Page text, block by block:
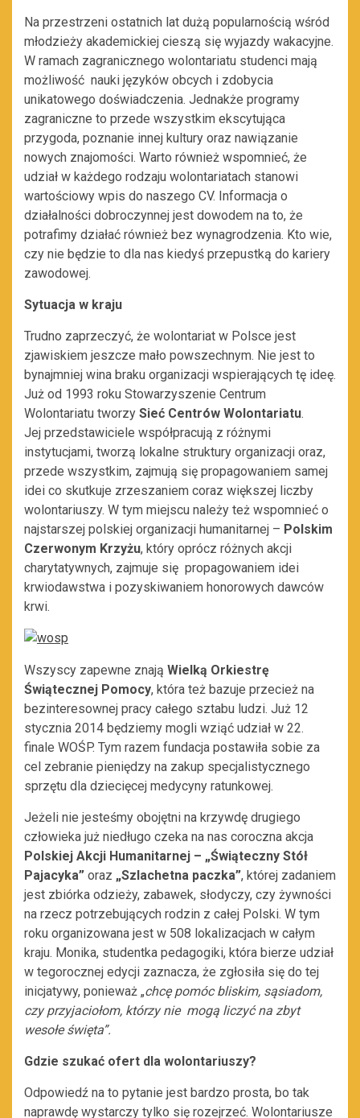
Na przestrzeni ostatnich lat dużą popularnością wśród
młodzieży akademickiej cieszą się wyjazdy wakacyjne.
W ramach zagranicznego wolontariatu studenci mają
możliwość nauki języków obcych i zdobycia
unikatowego doświadczenia. Jednakże programy
zagraniczne to przede wszystkim ekscytująca
przygoda, poznanie innej kultury oraz nawiązanie
nowych znajomości. Warto również wspomnieć, że
udział w każdego rodzaju wolontariatach stanowi
wartościowy wpis do naszego CV. Informacja o
działalności dobroczynnej jest dowodem na to, że
potrafimy działać również bez wynagrodzenia. Kto wie,
czy nie będzie to dla nas kiedyś przepustką do kariery
zawodowej.
Sytuacja w kraju
Trudno zaprzeczyć, że wolontariat w Polsce jest
zjawiskiem jeszcze mało powszechnym. Nie jest to
bynajmniej wina braku organizacji wspierających tę ideę.
Już od 1993 roku Stowarzyszenie Centrum
Wolontariatu tworzy Sieć Centrów Wolontariatu.
Jej przedstawiciele współpracują z różnymi
instytucjami, tworzą lokalne struktury organizacji oraz,
przede wszystkim, zajmują się propagowaniem samej
idei co skutkuje zrzeszaniem coraz większej liczby
wolontariuszy. W tym miejscu należy też wspomnieć o
najstarszej polskiej organizacji humanitarnej – Polskim
Czerwonym Krzyżu, który oprócz różnych akcji
charytatywnych, zajmuje się propagowaniem idei
krwiodawstwa i pozyskiwaniem honorowych dawców
krwi.
Wszyscy zapewne znają Wielką Orkiestrę
Świątecznej Pomocy, która też bazuje przecież na
bezinteresownej pracy całego sztabu ludzi. Już 12
stycznia 2014 będziemy mogli wziąć udział w 22.
finale WOŚP. Tym razem fundacja postawiła sobie za
cel zebranie pieniędzy na zakup specjalistycznego
sprzętu dla dziecięcej medycyny ratunkowej.
Jeżeli nie jesteśmy obojętni na krzywdę drugiego
człowieka już niedługo czeka na nas coroczna akcja
Polskiej Akcji Humanitarnej – „Świąteczny Stół
Pajacyka” oraz „Szlachetna paczka”, której zadaniem
jest zbiórka odzieży, zabawek, słodyczy, czy żywności
na rzecz potrzebujących rodzin z całej Polski. W tym
roku organizowana jest w 508 lokalizacjach w całym
kraju. Monika, studentka pedagogiki, która bierze udział
w tegorocznej edycji zaznacza, że zgłosiła się do tej
inicjatywy, ponieważ „chcę pomóc bliskim, sąsiadom,
czy przyjaciołom, którzy nie mogą liczyć na zbyt
wesołe święta”.
Gdzie szukać ofert dla wolontariuszy?
Odpowiedź na to pytanie jest bardzo prosta, bo tak
naprawdę wystarczy tylko się rozejrzeć. Wolontariusze